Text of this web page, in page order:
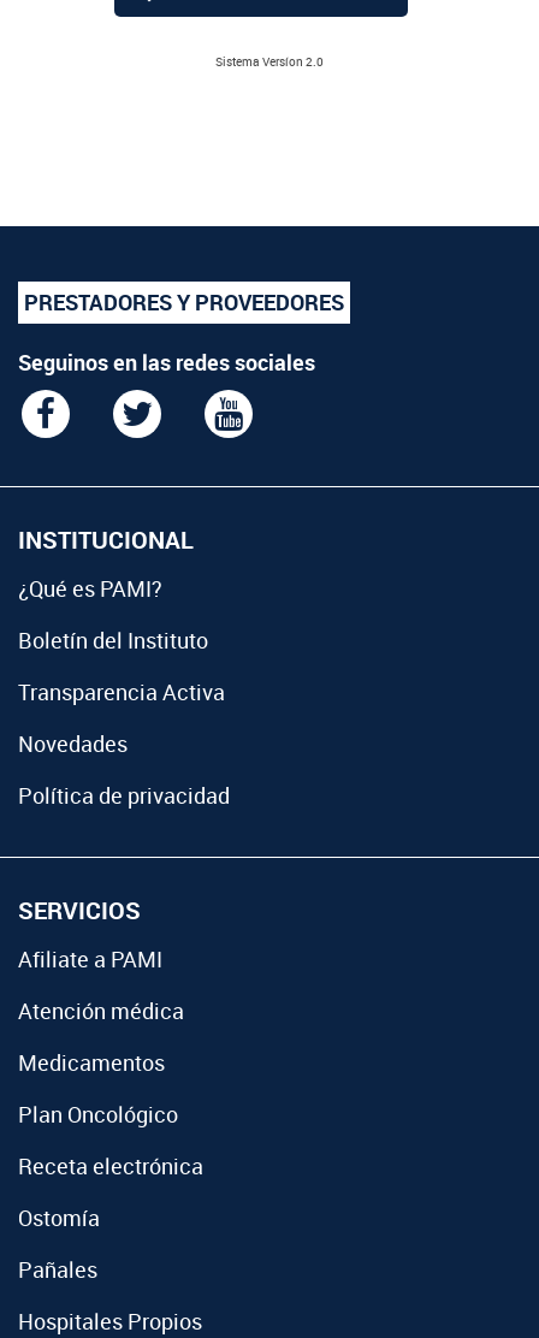
Sistema Versíon 2.0
PRESTADORES Y PROVEEDORES
Seguinos en las redes sociales
INSTITUCIONAL
¿Qué es PAMI?
Boletín del Instituto
Transparencia Activa
Novedades
Política de privacidad
SERVICIOS
Afiliate a PAMI
Atención médica
Medicamentos
Plan Oncológico
Receta electrónica
Ostomía
Pañales
Hospitales Propios